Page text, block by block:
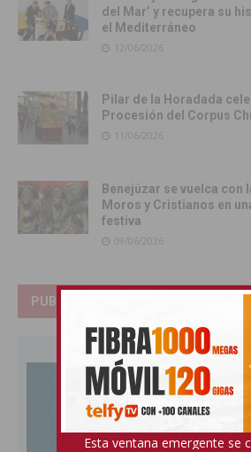
del Mar’ y recupera su
el Mediterráneo
12/06/2026
Pilar de la Horadada
Procesión del Corpus
11/06/2026
Benejúzar se vuelca con
Moros y Cristianos en
festiva
09/06/2026
PUBLICIDAD
Esta ventana emergente se